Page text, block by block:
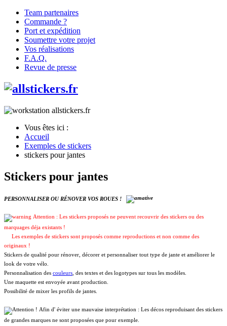
Team partenaires
Commande ?
Port et expédition
Soumettre votre projet
Vos réalisations
F.A.Q.
Revue de presse
Vous êtes ici :
Accueil
Exemples de stickers
stickers pour jantes
Stickers pour jantes
PERSONNALISER OU RÉNOVER VOS ROUES !
Attention : Les stickers proposés ne peuvent recouvrir des stickers ou des
marquages déja existants !
Les exemples de stickers sont proposés comme reproductions et non comme des
originaux !
Stickers de qualité pour rénover, décorer et personnaliser tout type de jante et améliorer le
look de votre vélo.
Personnalisation des couleurs , des textes et des logotypes sur tous les modèles.
Une maquette est envoyée avant production.
Possibilité de mixer les profils de jantes.
Afin d' éviter une mauvaise interprétation : Les décos reproduisant des stickers
de grandes marques ne sont proposées que pour exemple.